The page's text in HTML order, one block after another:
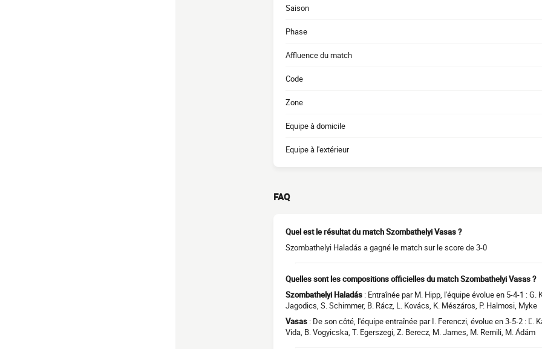
Saison
Phase
Affluence du match
Code
Zone
Equipe à domicile
Equipe à l'extérieur
FAQ
Quel est le résultat du match Szombathelyi Vasas ?
Szombathelyi Haladás a gagné le match sur le score de 3-0
Quelles sont les compositions officielles du match Szombathelyi Vasas ?
Szombathelyi Haladás : Entraînée par M. Hipp, l'équipe évolue en 5-4-1 : G.
Jagodics, S. Schimmer, B. Rácz, L. Kovács, K. Mészáros, P. Halmosi, Myke
Vasas : De son côté, l'équipe entraînée par I. Ferenczi, évolue en 3-5-2 : Ľ.
Vida, B. Vogyicska, T. Egerszegi, Z. Berecz, M. James, M. Remili, M. Ádám